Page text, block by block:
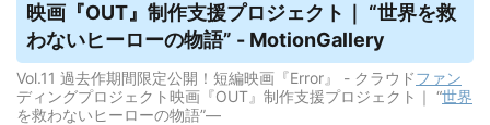
映画『OUT』制作支援プロジェクト｜ “世界を救
わないヒーローの物語” - MotionGallery
Vol.11 過去作期間限定公開！短編映画『Error』 - クラウドファン
ディングプロジェクト映画『OUT』制作支援プロジェクト｜ “世界
を救わないヒーローの物語”―